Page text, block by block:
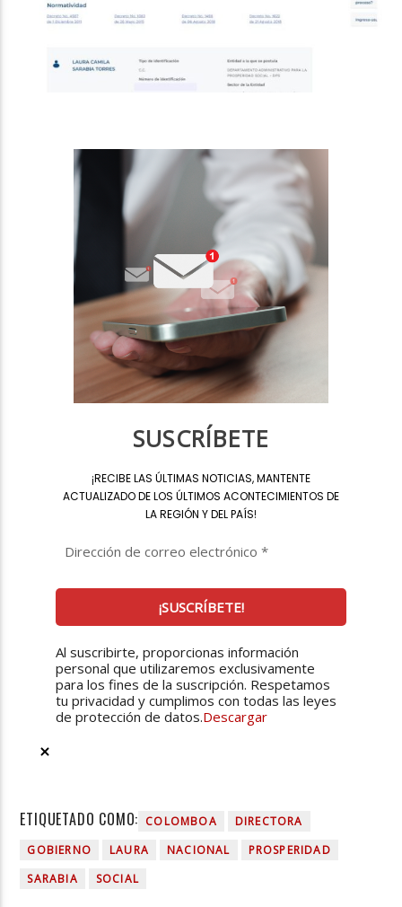
SUSCRÍBETE
¡RECIBE LAS ÚLTIMAS NOTICIAS, MANTENTE
ACTUALIZADO DE LOS ÚLTIMOS ACONTECIMIENTOS DE
LA REGIÓN Y DEL PAÍS!
Al suscribirte, proporcionas información
personal que utilizaremos exclusivamente
para los fines de la suscripción. Respetamos
tu privacidad y cumplimos con todas las leyes
de protección de datos.Descargar
ETIQUETADO COMO: COLOMBOA
DIRECTORA
GOBIERNO
LAURA NACIONAL
PROSPERIDAD
SARABIA
SOCIAL